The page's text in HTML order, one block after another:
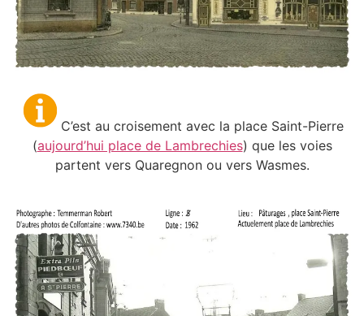
C’est au croisement avec la place Saint-Pierre
(aujourd’hui place de Lambrechies) que les voies
partent vers Quaregnon ou vers Wasmes.